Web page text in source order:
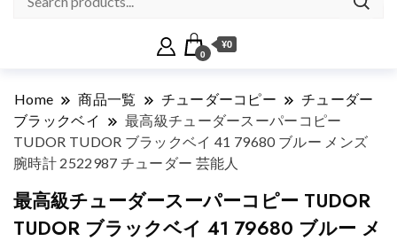
0
¥0
Home 商品一覧 チューダーコピー
チューダー
ブラックベイ
最高級チューダースーパーコピー
TUDOR TUDOR ブラックベイ 41 79680 ブルー メンズ
腕時計 2522987 チューダー 芸能人
最高級チューダースーパーコピー TUDOR
TUDOR ブラックベイ 41 79680 ブルー メ